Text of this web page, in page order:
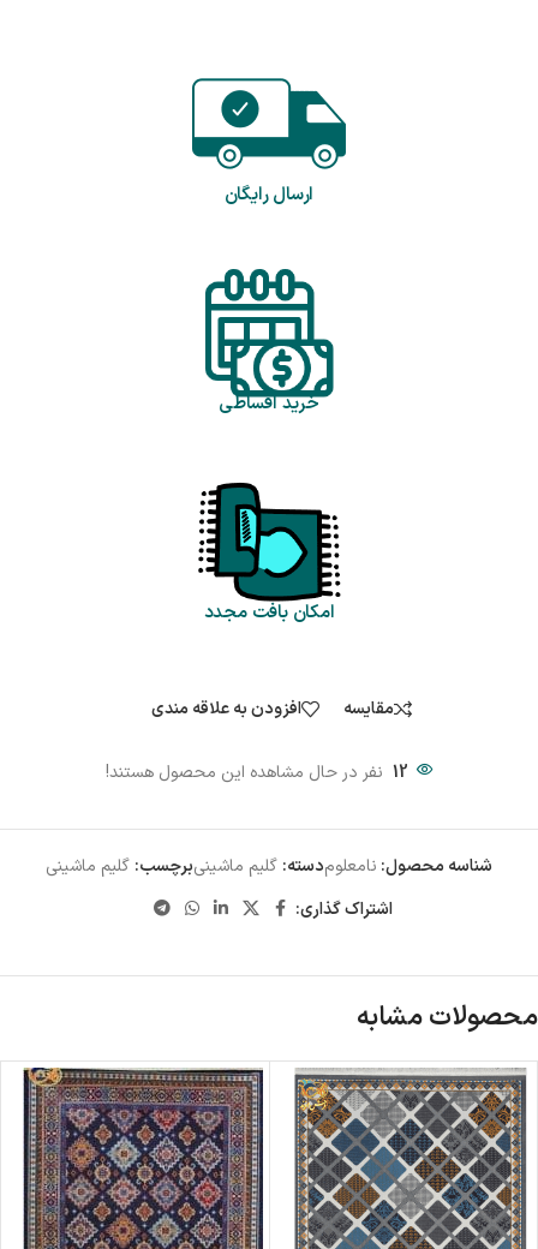
ارسال رایگان
خرید اقساطی
امکان بافت مجدد
مقایسه افزودن به علاقه مندی
12 نفر در حال مشاهده این محصول هستند!
شناسه محصول: نامعلومدسته: گلیم ماشینیبرچسب: گلیم ماشینی
اشتراک گذاری:
محصولات مشابه